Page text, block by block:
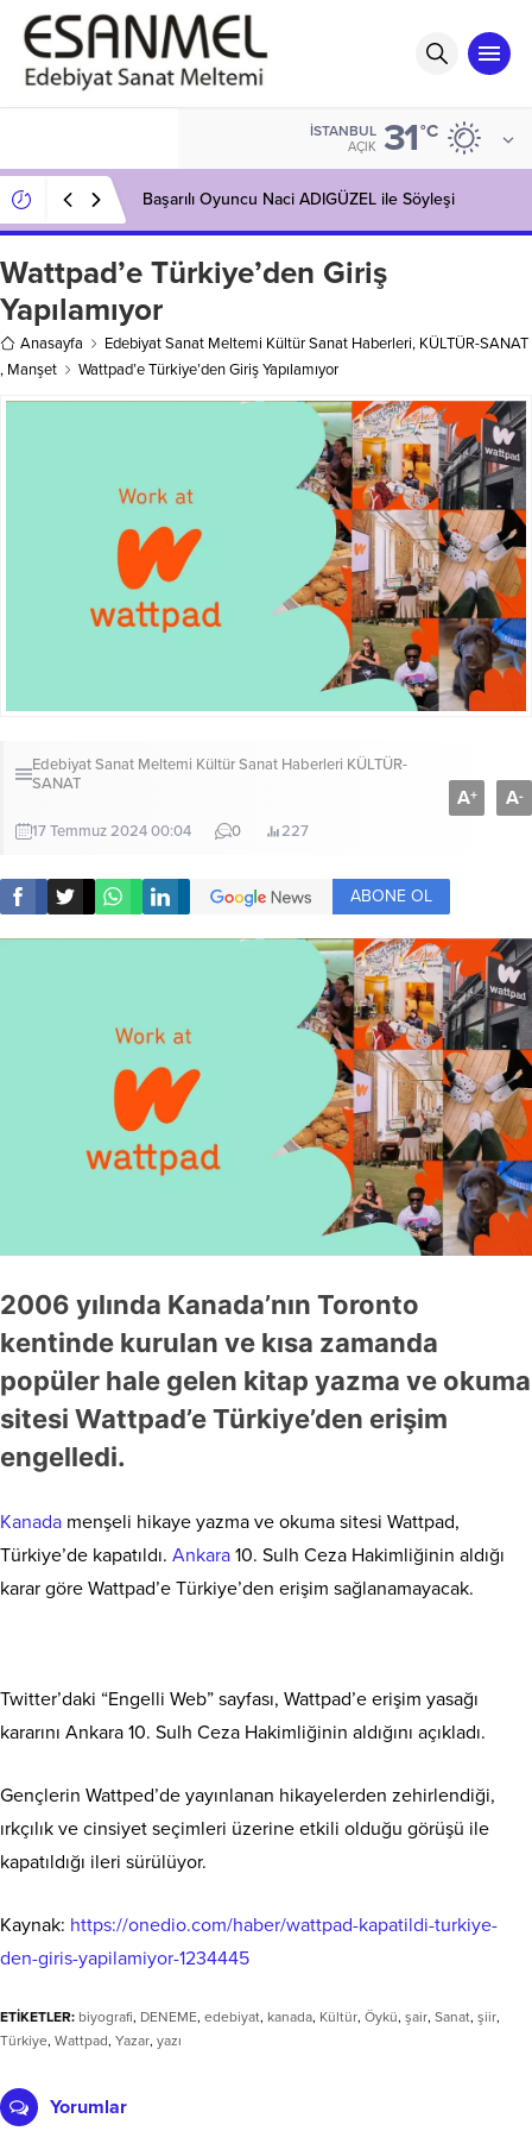
İSTANBUL
AÇIK 31°C
Başarılı Oyuncu Naci ADIGÜZEL ile Söyleşi
Wattpad’e Türkiye’den Giriş
Yapılamıyor
Anasayfa Edebiyat Sanat Meltemi Kültür Sanat Haberleri, KÜLTÜR-SANAT
, Manşet Wattpad’e Türkiye’den Giriş Yapılamıyor
Edebiyat Sanat Meltemi Kültür Sanat Haberleri KÜLTÜR-
SANAT
17 Temmuz 2024 00:04 0 227
A+ A-
ABONE OL
2006 yılında Kanada’nın Toronto
kentinde kurulan ve kısa zamanda
popüler hale gelen kitap yazma ve okuma
sitesi Wattpad’e Türkiye’den erişim
engelledi.
Kanada menşeli hikaye yazma ve okuma sitesi Wattpad,
Türkiye’de kapatıldı. Ankara 10. Sulh Ceza Hakimliğinin aldığı
karar göre Wattpad’e Türkiye’den erişim sağlanamayacak.
Twitter’daki “Engelli Web” sayfası, Wattpad’e erişim yasağı
kararını Ankara 10. Sulh Ceza Hakimliğinin aldığını açıkladı.
Gençlerin Wattped’de yayınlanan hikayelerden zehirlendiği,
ırkçılık ve cinsiyet seçimleri üzerine etkili olduğu görüşü ile
kapatıldığı ileri sürülüyor.
Kaynak: https://onedio.com/haber/wattpad-kapatildi-turkiye-
den-giris-yapilamiyor-1234445
ETİKETLER: biyografi, DENEME, edebiyat, kanada, Kültür, Öykü, şair, Sanat, şiir,
Türkiye, Wattpad, Yazar, yazı
Yorumlar